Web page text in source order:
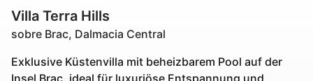
Villa Terra Hills
sobre Brac, Dalmacia Central
Exklusive Küstenvilla mit beheizbarem Pool auf der
Insel Brac, ideal für luxuriöse Entspannung und